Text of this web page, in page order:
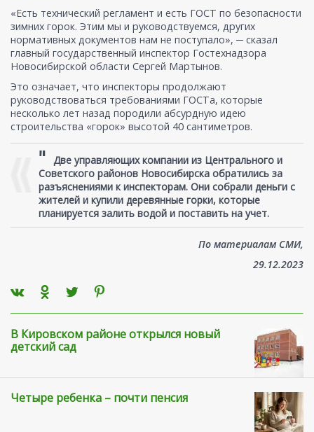
«Есть технический регламент и есть ГОСТ по безопасности
зимних горок. Этим мы и руководствуемся, других
нормативных документов нам не поступало», ─ сказал
главный государственный инспектор Гостехнадзора
Новосибирской области Сергей Мартынов.
Это означает, что инспекторы продолжают
руководствоваться требованиями ГОСТа, которые
несколько лет назад породили абсурдную идею
строительства «горок» высотой 40 сантиметров.
" Две управляющих компании из Центрального и
Советского районов Новосибирска обратились за
разъяснениями к инспекторам. Они собрали деньги с
жителей и купили деревянные горки, которые
планируется залить водой и поставить на учет.
По материалам СМИ,
29.12.2023
В Кировском районе открылся новый
детский сад
Четыре ребенка – почти пенсия